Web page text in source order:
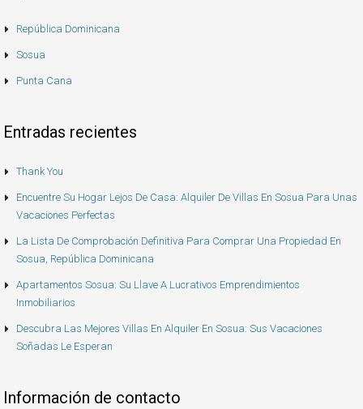
República Dominicana
Sosua
Punta Cana
Entradas recientes
Thank You
Encuentre Su Hogar Lejos De Casa: Alquiler De Villas En Sosua Para Unas
Vacaciones Perfectas
La Lista De Comprobación Definitiva Para Comprar Una Propiedad En
Sosua, República Dominicana
Apartamentos Sosua: Su Llave A Lucrativos Emprendimientos
Inmobiliarios
Descubra Las Mejores Villas En Alquiler En Sosua: Sus Vacaciones
Soñadas Le Esperan
Información de contacto